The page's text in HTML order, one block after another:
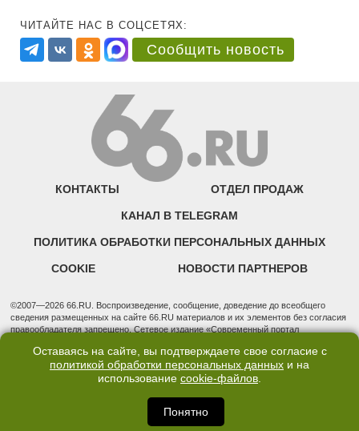
ЧИТАЙТЕ НАС В СОЦСЕТЯХ:
Сообщить новость
КОНТАКТЫ ОТДЕЛ ПРОДАЖ
КАНАЛ В TELEGRAM
ПОЛИТИКА ОБРАБОТКИ ПЕРСОНАЛЬНЫХ ДАННЫХ
COOKIE НОВОСТИ ПАРТНЕРОВ
©2007—2026 66.RU. Воспроизведение, сообщение, доведение до всеобщего
сведения размещенных на сайте 66.RU материалов и их элементов без согласия
правообладателя запрещено. Сетевое издание «Современный портал
надзору в сфере связи, информационных технологий и массовых коммуникаций
(Роскомнадзор). Регистрационный номер ЭЛ № ФС 77 - 76634 от 02.09.2019
Учредитель: Общество с ограниченной ответственностью "66.ру". Юридический
3, оф. 7015 Фактический адрес редакции и отдела продаж: 620014, Свердловская
обл., г. Екатеринбург, ул. Бориса Ельцина, д. 3, оф. 7015, +7 (343) 288-50-66
info@news.66.ru Главный редактор: Шлыков Дмитрий Владимирович
Оставаясь на сайте, вы подтверждаете свое согласие с
политикой обработки персональных данных и на
использование cookie-файлов.
Понятно